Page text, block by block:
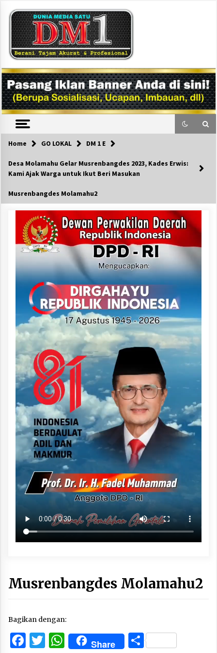
content
DM1
Home GO LOKAL DM 1 E
Desa Molamahu Gelar Musrenbangdes 2023, Kades Erwis:
Kami Ajak Warga untuk Ikut Beri Masukan
Musrenbangdes Molamahu2
Musrenbangdes Molamahu2
Bagikan dengan:
Facebook
Twitter
WhatsApp
Share Share